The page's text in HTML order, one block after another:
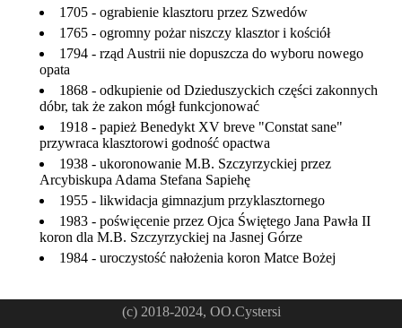
1705 - ograbienie klasztoru przez Szwedów
1765 - ogromny pożar niszczy klasztor i kościół
1794 - rząd Austrii nie dopuszcza do wyboru nowego
opata
1868 - odkupienie od Dzieduszyckich części zakonnych
dóbr, tak że zakon mógł funkcjonować
1918 - papież Benedykt XV breve "Constat sane"
przywraca klasztorowi godność opactwa
1938 - ukoronowanie M.B. Szczyrzyckiej przez
Arcybiskupa Adama Stefana Sapiehę
1955 - likwidacja gimnazjum przyklasztornego
1983 - poświęcenie przez Ojca Świętego Jana Pawła II
koron dla M.B. Szczyrzyckiej na Jasnej Górze
1984 - uroczystość nałożenia koron Matce Bożej
(c) 2018-2024, OO.Cystersi